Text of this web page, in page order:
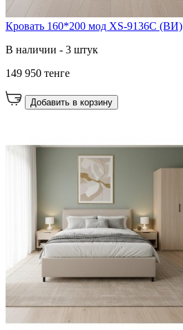
Кровать 160*200 мод XS-9136C (ВИ)
В наличии - 3 штук
149 950 тенге
Добавить в корзину